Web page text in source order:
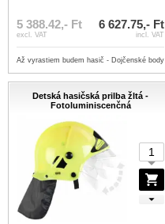
5 388.42,- Ft
excl. VAT
6 627.75,- Ft
incl. VAT
Až vyrastiem budem hasič - Dojčenské body
Detská hasičská prilba žltá -
Fotoluminiscenčná